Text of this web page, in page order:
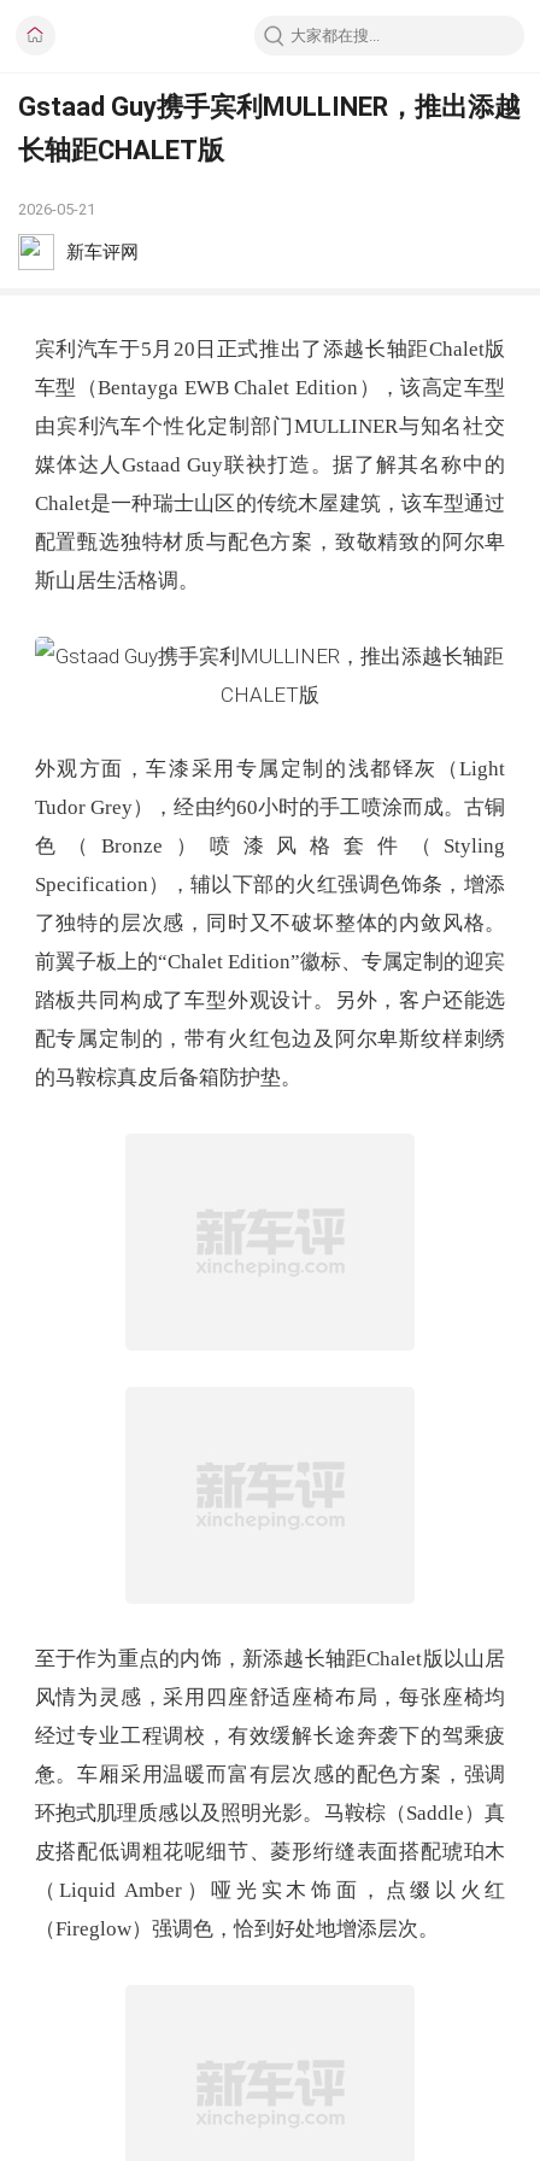
Gstaad Guy携手宾利MULLINER，推出添越
长轴距CHALET版
2026-05-21
新车评网
宾利汽车于5月20日正式推出了添越长轴距Chalet版
车型（Bentayga EWB Chalet Edition），该高定车型
由宾利汽车个性化定制部门MULLINER与知名社交
媒体达人Gstaad Guy联袂打造。据了解其名称中的
Chalet是一种瑞士山区的传统木屋建筑，该车型通过
配置甄选独特材质与配色方案，致敬精致的阿尔卑
斯山居生活格调。
外观方面，车漆采用专属定制的浅都铎灰（Light
Tudor Grey），经由约60小时的手工喷涂而成。古铜
色（Bronze）喷漆风格套件（Styling
Specification），辅以下部的火红强调色饰条，增添
了独特的层次感，同时又不破坏整体的内敛风格。
前翼子板上的“Chalet Edition”徽标、专属定制的迎宾
踏板共同构成了车型外观设计。另外，客户还能选
配专属定制的，带有火红包边及阿尔卑斯纹样刺绣
的马鞍棕真皮后备箱防护垫。
至于作为重点的内饰，新添越长轴距Chalet版以山居
风情为灵感，采用四座舒适座椅布局，每张座椅均
经过专业工程调校，有效缓解长途奔袭下的驾乘疲
惫。车厢采用温暖而富有层次感的配色方案，强调
环抱式肌理质感以及照明光影。马鞍棕（Saddle）真
皮搭配低调粗花呢细节、菱形绗缝表面搭配琥珀木
（Liquid Amber）哑光实木饰面，点缀以火红
（Fireglow）强调色，恰到好处地增添层次。